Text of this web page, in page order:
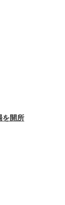
を開所